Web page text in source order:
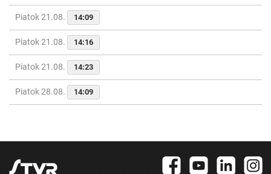
Piatok 21.08. 14:09
Piatok 21.08. 14:16
Piatok 21.08. 14:23
Piatok 28.08. 14:09